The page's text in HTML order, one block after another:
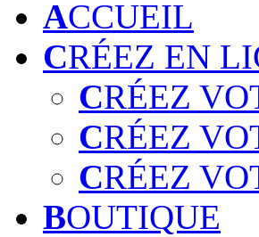
ACCUEIL
CRÉEZ EN
CRÉEZ
CRÉEZ
CRÉEZ
BOUTIQUE